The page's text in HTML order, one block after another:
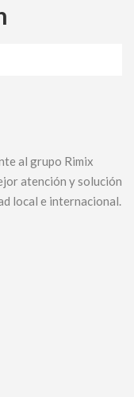
al grupo Rimix
atención y solución
local e internacional.